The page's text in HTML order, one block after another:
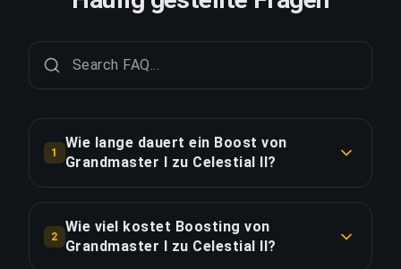
1
Wie lange dauert ein Boost von
Grandmaster I zu Celestial II?
dauert in der Regel 3-5 Tage. Mit Priority Order
erfolgt die Lieferung ca. 25% schneller.
2
Wie viel kostet Boosting von
Grandmaster I zu Celestial II?